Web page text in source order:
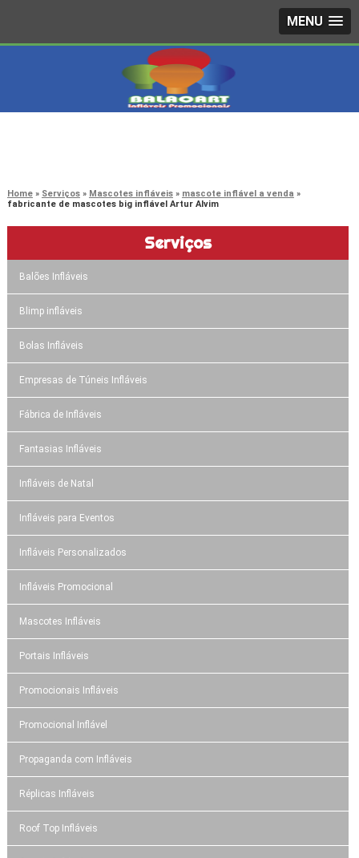
MENU
Home Serviços Mascotes infláveis
mascote inflável a venda
fabricante de mascotes big inflável Artur Alvim
Serviços
Balões Infláveis
Blimp infláveis
Bolas Infláveis
Empresas de Túneis Infláveis
Fábrica de Infláveis
Fantasias Infláveis
Infláveis de Natal
Infláveis para Eventos
Infláveis Personalizados
Infláveis Promocional
Mascotes Infláveis
Portais Infláveis
Promocionais Infláveis
Promocional Inflável
Propaganda com Infláveis
Réplicas Infláveis
Roof Top Infláveis